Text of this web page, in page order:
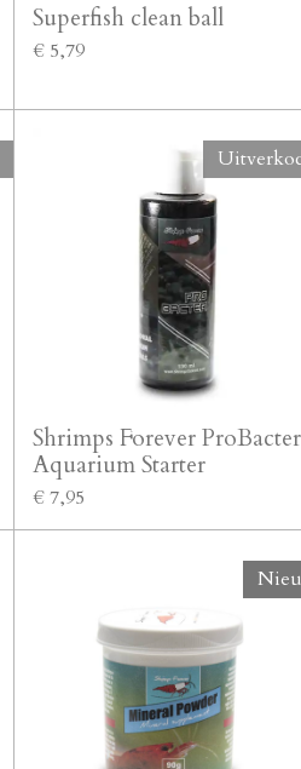
Superfish clean ball
€ 5,79
Shrimps Forever ProBacter
Aquarium Starter
€ 7,95